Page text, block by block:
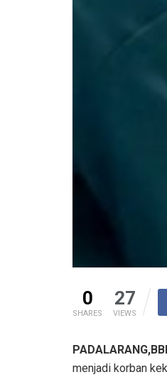
0
SHARES
27
VIEWS
menjadi korban